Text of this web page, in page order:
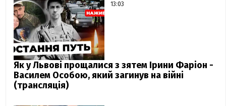
13:03
Як у Львові прощалися з зятем Ірини Фаріон -
Василем Особою, який загинув на війні
(трансляція)